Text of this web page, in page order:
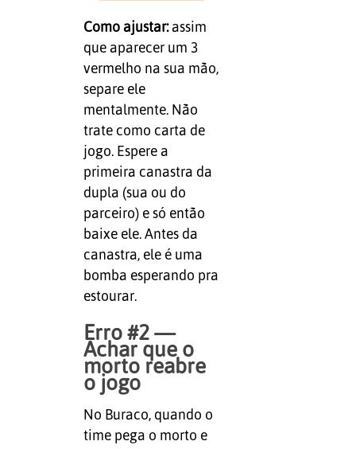
Como ajustar:assim
que aparecer um 3
vermelho na sua mão,
separe ele
mentalmente. Não
trate como carta de
jogo. Espere a
primeira canastra da
dupla (sua ou do
parceiro) e só então
baixe ele. Antes da
canastra, ele é uma
bomba esperando pra
estourar.
Erro #2 —
Achar que o
morto reabre
o jogo
No Buraco, quando o
time pega o morto e